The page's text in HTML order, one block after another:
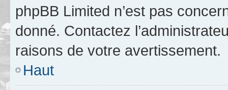
phpBB Limited n’est pas
donné. Contactez
raisons de votre avertissement.
Haut